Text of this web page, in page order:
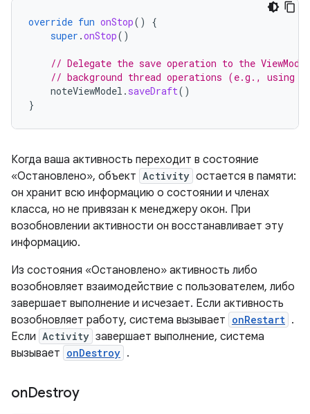
override fun onStop()
{
super .onStop()
// Delegate the save operation to the
// background thread operations (e.g., using
noteViewModel . saveDraft()
}
Когда ваша активность переходит в состояние
«Остановлено», объект Activity остается в памяти:
он хранит всю информацию о состоянии и членах
класса, но не привязан к менеджеру окон. При
возобновлении активности он восстанавливает эту
информацию.
Из состояния «Остановлено» активность либо
возобновляет взаимодействие с пользователем, либо
завершает выполнение и исчезает. Если активность
возобновляет работу, система вызывает onRestart .
Если Activity завершает выполнение, система
вызывает onDestroy .
onDestroy